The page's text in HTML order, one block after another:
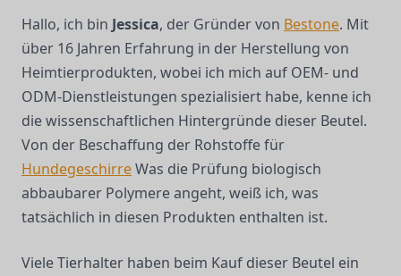
Hallo, ich bin Jessica, der Gründer von Bestone. Mit
über 16 Jahren Erfahrung in der Herstellung von
Heimtierprodukten, wobei ich mich auf OEM- und
ODM-Dienstleistungen spezialisiert habe, kenne ich
die wissenschaftlichen Hintergründe dieser Beutel.
Von der Beschaffung der Rohstoffe für
HundegeschirreWas die Prüfung biologisch
abbaubarer Polymere angeht, weiß ich, was
tatsächlich in diesen Produkten enthalten ist.
Viele Tierhalter haben beim Kauf dieser Beutel ein